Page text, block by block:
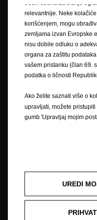
Slika može prikazivati dodatnu
Cijene su iskazane prema
1,95583 KM za 1 EUR prema
Cjenik je informativan.
tečaju EUR-a kod Centralne
međuvremenu. Podaci su
nikakvu odgovornost.
dodatna oprema dostupna je
karakteristike i oprema naših
dostupne samo u nekim
troškove. Za precizne
relevantnije. Neke
korišćenjem, mogu
zemljama izvan Evropske
nisu dobile odluku o
organa za zaštitu
vašem pristanku (član 69.
podatka o ličnosti
Ako želite saznati više o
upravljati, možete pristupiti
gumb 'Upravljaj mojim
UREDI